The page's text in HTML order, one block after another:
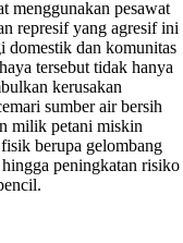
menggunakan pesawat
represif yang agresif ini
domestik dan komunitas
tersebut tidak hanya
kerusakan
sumber air bersih
milik petani miskin
berupa gelombang
peningkatan risiko